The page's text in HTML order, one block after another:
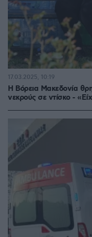
Η Βόρεια Μακεδονία
νεκρούς σε ντίσκο -
17.03.2025, 10:19